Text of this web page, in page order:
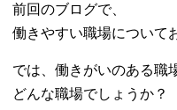
前回のブログで、
働きやすい職場について
では、働きがいのある職
どんな職場でしょうか？